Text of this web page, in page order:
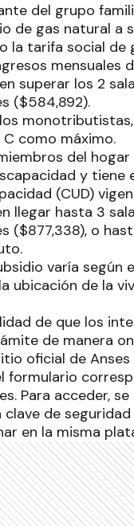
del grupo
de gas natural a
la tarifa social de
mensuales
superar los 2
($584,892).
como máximo.
del hogar
y tiene
(CUD)
llegar hasta 3
($877,338), o
varía según
ubicación de la
de que los
de manera
oficial de Anses
formulario
Para acceder,
de seguridad
en la misma